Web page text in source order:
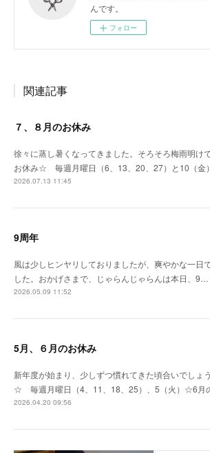
んです。
フォロー
関連記事
７、８月のお休み
徐々に蒸し暑くなってきました。そろそろ梅雨明
お休み☆ 毎週月曜日（6、13、20、27）と10（
2026.07.13 11:45
9周年
風は少しヒンヤリしておりましたが、爽やかな一日
した。おかげさまで、じゃらんじゃらんは本日、9…
2026.05.09 11:52
5月、６月のお休み
新年度が始まり、少しずつ慣れてきた頃合いでし
☆ 毎週月曜日（4、11、18、25）、5（火）☆6
2026.04.20 09:56